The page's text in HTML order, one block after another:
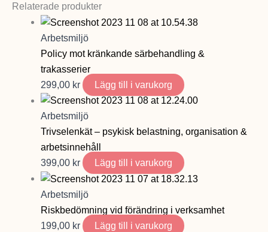
Relaterade produkter
Arbetsmiljö
Policy mot kränkande särbehandling &
trakasserier
299,00 kr Lägg till i varukorg
Arbetsmiljö
Trivselenkät – psykisk belastning, organisation &
arbetsinnehåll
399,00 kr Lägg till i varukorg
Arbetsmiljö
Riskbedömning vid förändring i verksamhet
199,00 kr Lägg till i varukorg